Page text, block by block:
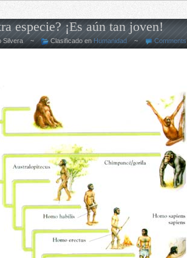
especie? ¡Es aún tan joven!
Silvera ~ Clasificado en Humanidad ~